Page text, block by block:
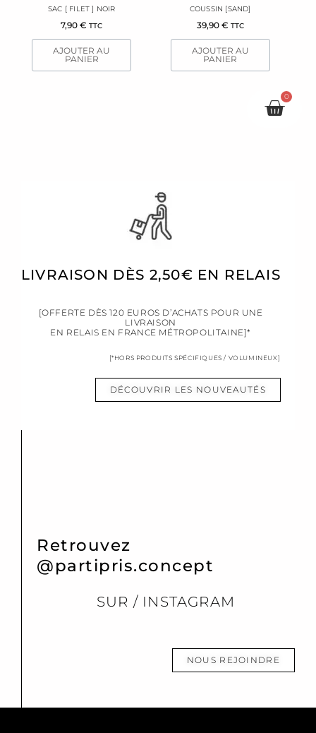
SAC [ FILET ] NOIR
7,90€ TTC
AJOUTER AU
PANIER
COUSSIN [SAND]
39,90 € TTC
AJOUTER AU
PANIER
0
LIVRAISON DÈS 2,50€ EN RELAIS
[OFFERTE DÈS 120 EUROS D’ACHATS POUR UNE
LIVRAISON
EN RELAIS EN FRANCE MÉTROPOLITAINE]*
[*HORS PRODUITS SPÉCIFIQUES / VOLUMINEUX]
DÉCOUVRIR LES NOUVEAUTÉS
Retrouvez
@partipris.concept
SUR / INSTAGRAM
NOUS REJOINDRE